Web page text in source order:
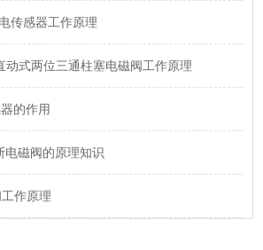
传感器工作原理
动式两位三通柱塞电磁阀工作原理
的作用
电磁阀的原理知识
作原理